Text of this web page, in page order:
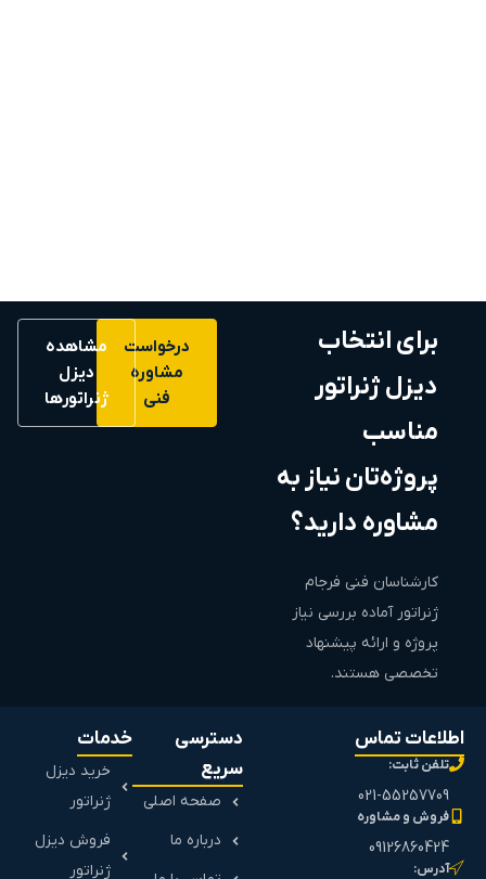
برای انتخاب
دیزل ژنراتور
مناسب
پروژه‌تان نیاز به
مشاوره دارید؟
کارشناسان فنی فرجام
ژنراتور آماده بررسی نیاز
پروژه و ارائه پیشنهاد
تخصصی هستند.
درخواست
مشاوره
فنی
مشاهده
دیزل
ژنراتورها
اطلاعات تماس
تلفن ثابت:
021-55257709
فروش و مشاوره
09126860424
آدرس:
دسترسی
سریع
صفحه اصلی
درباره ما
خدمات
خرید دیزل
ژنراتور
فروش دیزل
ژنراتور